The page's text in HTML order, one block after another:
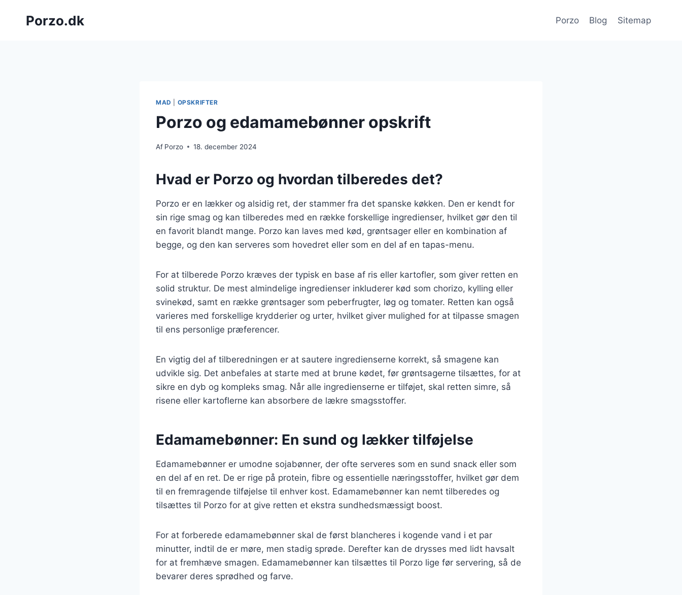
Porzo.dk Porzo Blog Sitemap
MAD OPSKRIFTER
Porzo og edamamebønner opskrift
Af Porzo 18. december 2024
Hvad er Porzo og hvordan tilberedes det?
Porzo er en lækker og alsidig ret, der stammer fra det spanske køkken. Den er kendt for
sin rige smag og kan tilberedes med en række forskellige ingredienser, hvilket gør den til
en favorit blandt mange. Porzo kan laves med kød, grøntsager eller en kombination af
begge, og den kan serveres som hovedret eller som en del af en tapas-menu.
For at tilberede Porzo kræves der typisk en base af ris eller kartofler, som giver retten en
solid struktur. De mest almindelige ingredienser inkluderer kød som chorizo, kylling eller
svinekød, samt en række grøntsager som peberfrugter, løg og tomater. Retten kan også
varieres med forskellige krydderier og urter, hvilket giver mulighed for at tilpasse smagen
til ens personlige præferencer.
En vigtig del af tilberedningen er at sautere ingredienserne korrekt, så smagene kan
udvikle sig. Det anbefales at starte med at brune kødet, før grøntsagerne tilsættes, for at
sikre en dyb og kompleks smag. Når alle ingredienserne er tilføjet, skal retten simre, så
risene eller kartoflerne kan absorbere de lækre smagsstoffer.
Edamamebønner: En sund og lækker tilføjelse
Edamamebønner er umodne sojabønner, der ofte serveres som en sund snack eller som
en del af en ret. De er rige på protein, fibre og essentielle næringsstoffer, hvilket gør dem
til en fremragende tilføjelse til enhver kost. Edamamebønner kan nemt tilberedes og
tilsættes til Porzo for at give retten et ekstra sundhedsmæssigt boost.
For at forberede edamamebønner skal de først blancheres i kogende vand i et par
minutter, indtil de er møre, men stadig sprøde. Derefter kan de drysses med lidt havsalt
for at fremhæve smagen. Edamamebønner kan tilsættes til Porzo lige før servering, så de
bevarer deres sprødhed og farve.